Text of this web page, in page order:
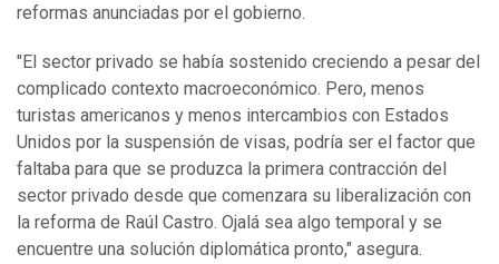
reformas anunciadas por el gobierno.
"El sector privado se había sostenido creciendo a pesar del
complicado contexto macroeconómico. Pero, menos
turistas americanos y menos intercambios con Estados
Unidos por la suspensión de visas, podría ser el factor que
faltaba para que se produzca la primera contracción del
sector privado desde que comenzara su liberalización con
la reforma de Raúl Castro. Ojalá sea algo temporal y se
encuentre una solución diplomática pronto," asegura.